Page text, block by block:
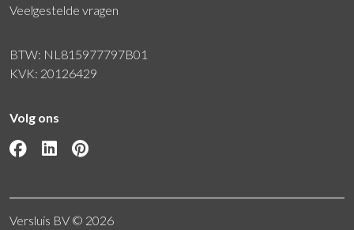
Veelgestelde vragen
BTW: NL815977797B01
KVK: 20126429
Volg ons
Versluis BV © 2026